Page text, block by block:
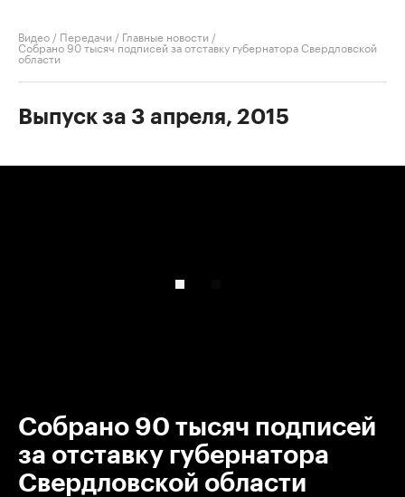
Видео / Передачи / Главные новости /
Собрано 90 тысяч подписей за отставку губернатора Свердловской
области
Выпуск за 3 апреля, 2015
Собрано 90 тысяч подписей
за отставку губернатора
Свердловской области